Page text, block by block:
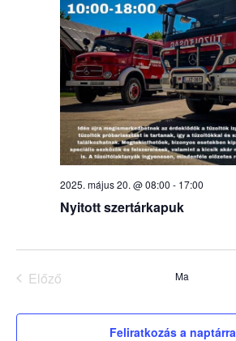
Nyitott szertárkapuk
2025. május 20. @ 08:00 - 17:00
ElőzőEsemények Ma
Feliratkozás a naptárra